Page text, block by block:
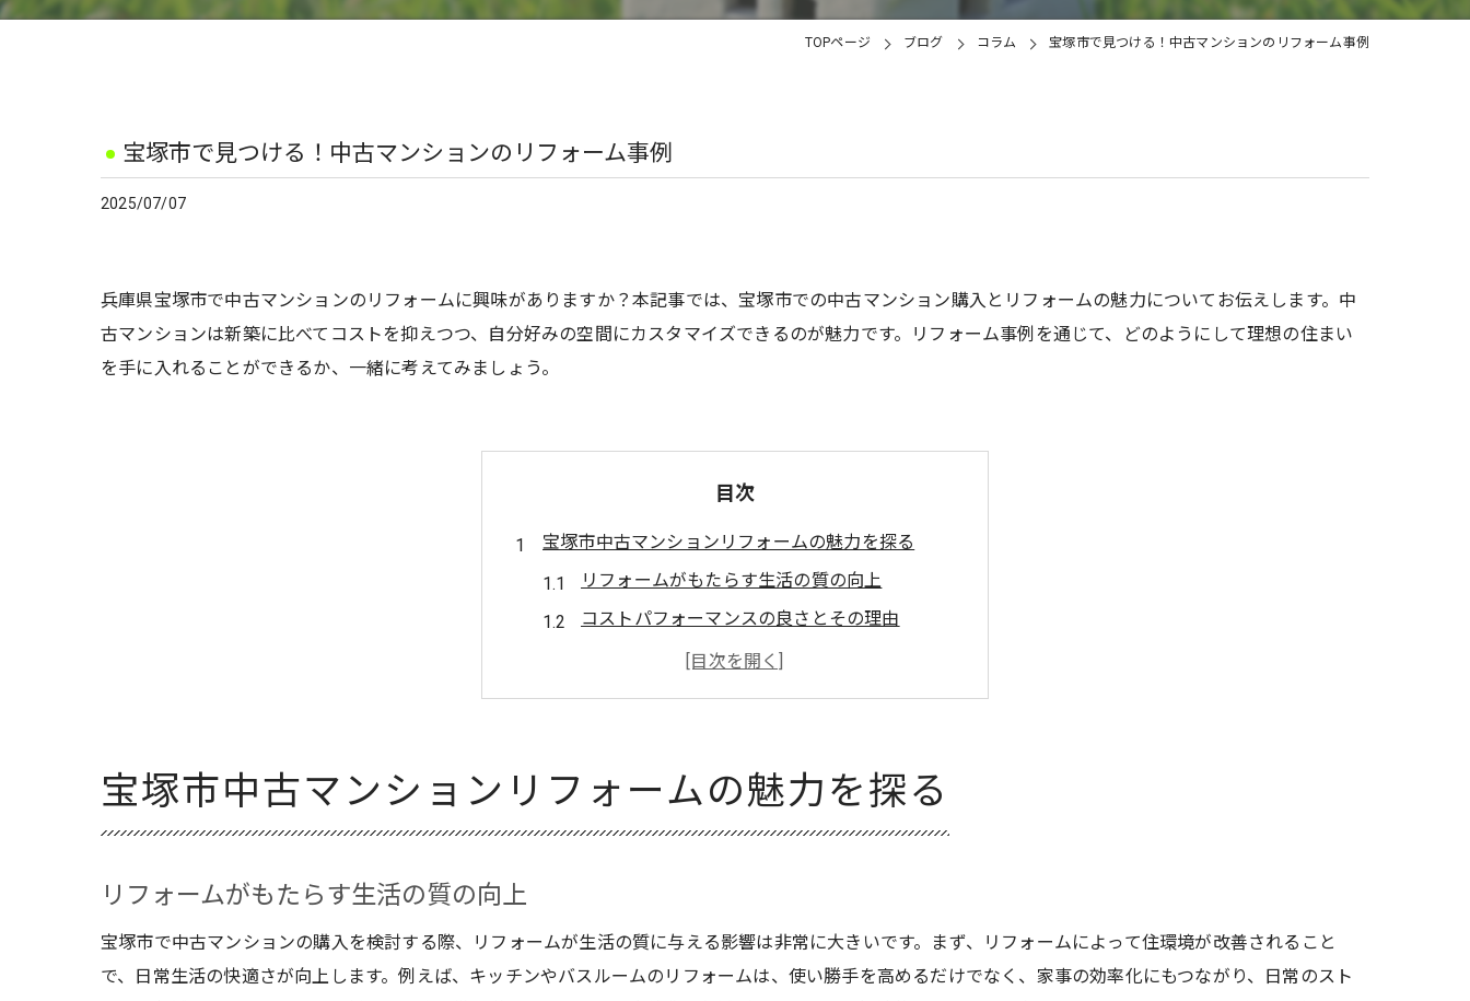
TOPページ ブログ コラム 宝塚市で見つける！中古マンションのリフォーム事例
宝塚市で見つける！中古マンションのリフォーム事例
2025/07/07
兵庫県宝塚市で中古マンションのリフォームに興味がありますか？本記事では、宝塚市での中古マンション購入とリフォームの魅力についてお伝えします。中
古マンションは新築に比べてコストを抑えつつ、自分好みの空間にカスタマイズできるのが魅力です。リフォーム事例を通じて、どのようにして理想の住まい
を手に入れることができるか、一緒に考えてみましょう。
目次
宝塚市中古マンションリフォームの魅力を探る
リフォームがもたらす生活の質の向上
コストパフォーマンスの良さとその理由
宝塚市ならではのリフォームの特徴
地域の魅力を活かしたインテリアデザイン
おしゃれな空間へと変貌する秘訣
中古マンションを選ぶ理由と宝塚市での生活
宝塚市の生活施設とアクセスの良さ
宝塚市中古マンションリフォームの魅力を探る
リフォームがもたらす生活の質の向上
宝塚市で中古マンションの購入を検討する際、リフォームが生活の質に与える影響は非常に大きいです。まず、リフォームによって住環境が改善されること
で、日常生活の快適さが向上します。例えば、キッチンやバスルームのリフォームは、使い勝手を高めるだけでなく、家事の効率化にもつながり、日常のスト